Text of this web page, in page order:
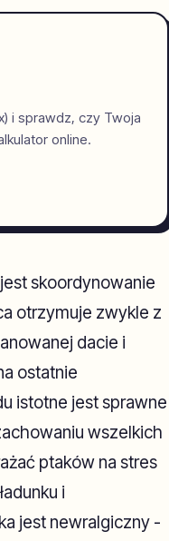
i sprawdz, czy Twoja
online.
skoordynowanie
otrzymuje zwykle z
dacie i
ostatnie
istotne jest sprawne
wszelkich
ptaków na stres
i
jest newralgiczny -